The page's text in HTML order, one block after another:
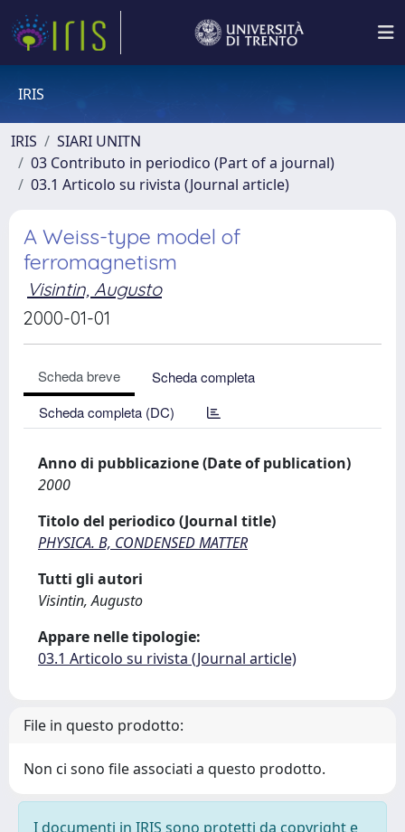
IRIS
IRIS
SIARI UNITN
03 Contributo in periodico (Part of a journal)
03.1 Articolo su rivista (Journal article)
A Weiss-type model of
ferromagnetism
Visintin, Augusto
2000-01-01
Scheda breve
Scheda completa
Scheda completa (DC)
Anno di pubblicazione (Date of publication)
2000
Titolo del periodico (Journal title)
PHYSICA. B, CONDENSED MATTER
Tutti gli autori
Visintin, Augusto
Appare nelle tipologie:
03.1 Articolo su rivista (Journal article)
File in questo prodotto:
Non ci sono file associati a questo prodotto.
I documenti in IRIS sono protetti da copyright e